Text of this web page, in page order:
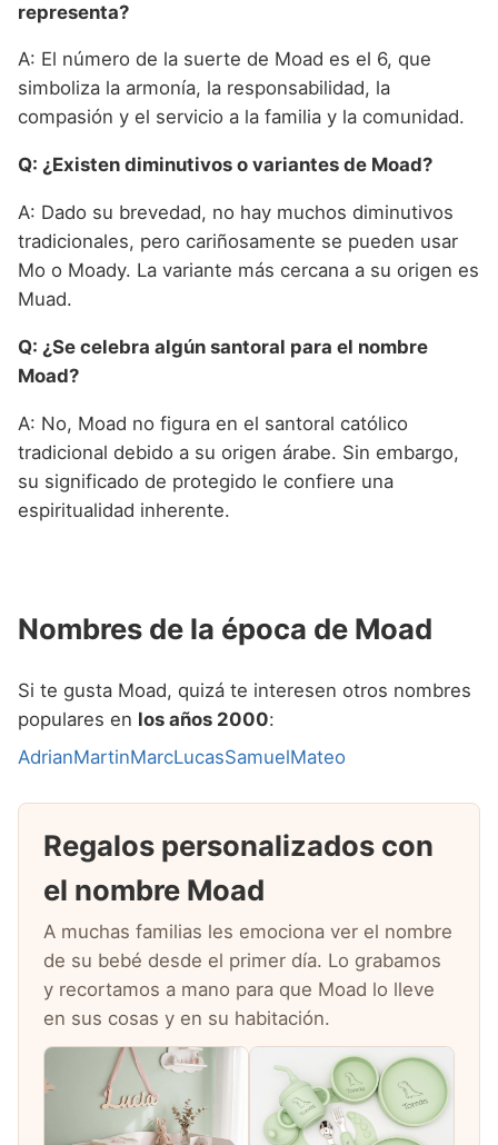
representa?
A: El número de la suerte de Moad es el 6, que
simboliza la armonía, la responsabilidad, la
compasión y el servicio a la familia y la comunidad.
Q: ¿Existen diminutivos o variantes de Moad?
A: Dado su brevedad, no hay muchos diminutivos
tradicionales, pero cariñosamente se pueden usar
Mo o Moady. La variante más cercana a su origen es
Muad.
Q: ¿Se celebra algún santoral para el nombre
Moad?
A: No, Moad no figura en el santoral católico
tradicional debido a su origen árabe. Sin embargo,
su significado de protegido le confiere una
espiritualidad inherente.
Nombres de la época de Moad
Si te gusta Moad, quizá te interesen otros nombres
populares en los años 2000:
AdrianMartinMarcLucasSamuelMateo
Regalos personalizados con
el nombre Moad
A muchas familias les emociona ver el nombre
de su bebé desde el primer día. Lo grabamos
y recortamos a mano para que Moad lo lleve
en sus cosas y en su habitación.